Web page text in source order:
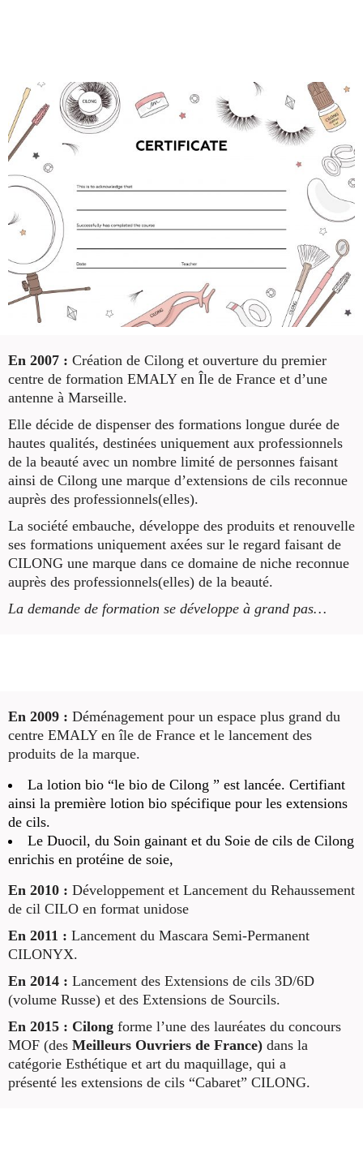
En 2007 : Création de Cilong et ouverture du premier
centre de formation EMALY en Île de France et d’une
antenne à Marseille.
Elle décide de dispenser des formations longue durée de
hautes qualités, destinées uniquement aux professionnels
de la beauté avec un nombre limité de personnes faisant
ainsi de Cilong une marque d’extensions de cils reconnue
auprès des professionnels(elles).
La société embauche, développe des produits et renouvelle
ses formations uniquement axées sur le regard faisant de
CILONG une marque dans ce domaine de niche reconnue
auprès des professionnels(elles) de la beauté.
La demande de formation se développe à grand pas…
En 2009 : Déménagement pour un espace plus grand du
centre EMALY en île de France et le lancement des
produits de la marque.
La lotion bio “le bio de Cilong ” est lancée. Certifiant
ainsi la première lotion bio spécifique pour les extensions
de cils.
Le Duocil, du Soin gainant et du Soie de cils de Cilong
enrichis en protéine de soie,
En 2010 : Développement et Lancement du Rehaussement
de cil CILO en format unidose
En 2011 : Lancement du Mascara Semi-Permanent
CILONYX.
En 2014 : Lancement des Extensions de cils 3D/6D
(volume Russe) et des Extensions de Sourcils.
En 2015 : Cilong forme l’une des lauréates du concours
MOF (des Meilleurs Ouvriers de France) dans la
catégorie Esthétique et art du maquillage, qui a
présenté les extensions de cils “Cabaret” CILONG.